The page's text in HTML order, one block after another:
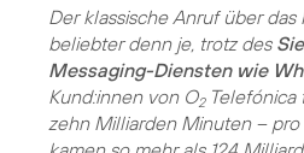
Der klassische Anruf über
beliebter denn je, trotz des
Messaging-Diensten wie
Kund:innen von O2Telefónica
zehn Milliarden Minuten –